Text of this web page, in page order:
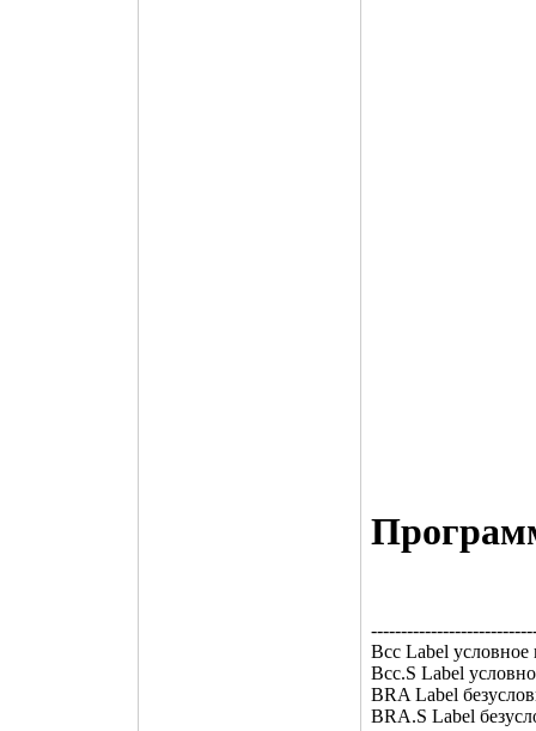
Bcc Label условное
Bcc.S Label
BRA Label
BRA.S Label